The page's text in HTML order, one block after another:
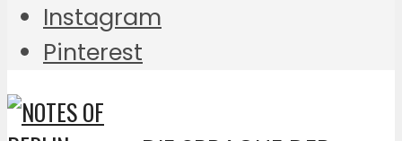
Instagram
Pinterest